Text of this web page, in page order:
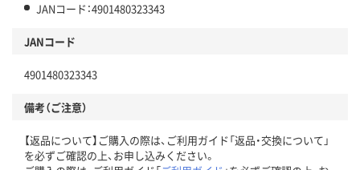
JANコード：4901480323343
JANコード
4901480323343
備考（ご注意）
【返品について】ご購入の際は、ご利用ガイド「返品・交換について」
を必ずご確認の上、お申し込みください。